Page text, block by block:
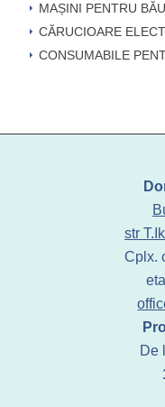
MAȘINI PENTRU
CĂRUCIOARE
CONSUMABILE
str
Cplx.
De